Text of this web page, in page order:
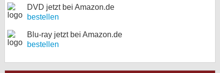
DVD jetzt bei Amazon.de
bestellen
Blu-ray jetzt bei Amazon.de
bestellen